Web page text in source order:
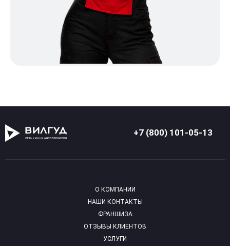
+7 (800) 101-05-13
О КОМПАНИИ
НАШИ КОНТАКТЫ
ФРАНШИЗА
ОТЗЫВЫ КЛИЕНТОВ
УСЛУГИ